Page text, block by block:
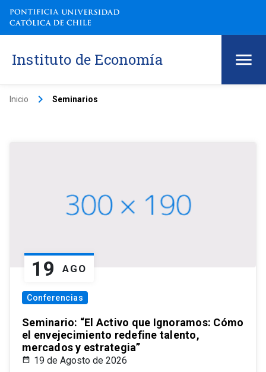
Instituto de Economía
Inicio keyboard_arrow_right Seminarios
19 AGO
Conferencias
Seminario: “El Activo que Ignoramos: Cómo
el envejecimiento redefine talento,
mercados y estrategia”
19 de Agosto de 2026